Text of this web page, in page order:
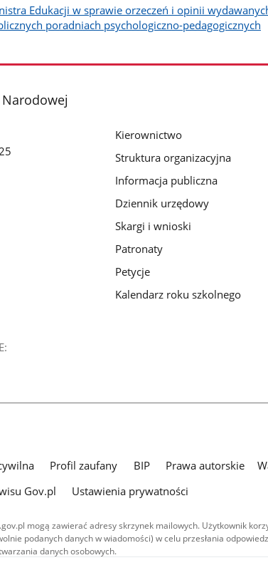
Edukacji w sprawie orzeczeń i opinii
poradniach psychologiczno-pedagogicznych
Kierownictwo
Struktura organizacyjna
Informacja publiczna
Dziennik urzędowy
Skargi i wnioski
Patronaty
Petycje
Kalendarz roku szkolnego
Profil zaufany BIP Prawa autorskie
Gov.pl
Ustawienia prywatności
mogą zawierać adresy skrzynek mailowych. Użytkownik
podanych danych w wiadomości) w celu przesłania
danych osobowych.